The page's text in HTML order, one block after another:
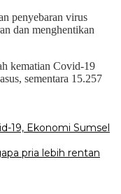
penyebaran virus
dan menghentikan
kematian Covid-19
sementara 15.257
19, Ekonomi Sumsel
pria lebih rentan